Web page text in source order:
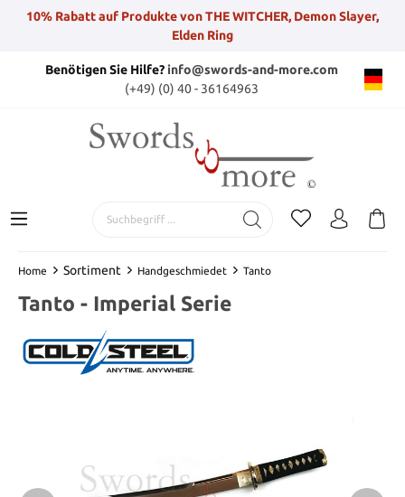
10% Rabatt auf Produkte von THE WITCHER, Demon Slayer,
Elden Ring
Benötigen Sie Hilfe?info@swords-and-more.com
(+49) (0) 40 - 36164963
Home Sortiment Handgeschmiedet Tanto
Tanto - Imperial Serie